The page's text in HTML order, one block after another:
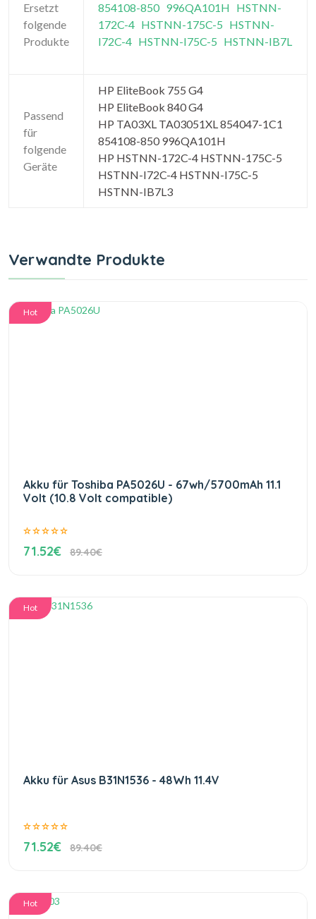
Ersetzt
folgende
Produkte
854108-850 996QA101H HSTNN-
172C-4 HSTNN-175C-5 HSTNN-
I72C-4 HSTNN-I75C-5 HSTNN-IB7L
Passend
für
folgende
Geräte
HP EliteBook 755 G4
HP EliteBook 840 G4
HP TA03XL TA03051XL 854047-1C1
854108-850 996QA101H
HP HSTNN-172C-4 HSTNN-175C-5
HSTNN-I72C-4 HSTNN-I75C-5
HSTNN-IB7L3
Verwandte Produkte
Hot
Akku für Toshiba PA5026U - 67wh/5700mAh 11.1
Volt (10.8 Volt compatible)
71.52€ 89.40€
Hot
Akku für Asus B31N1536 - 48Wh 11.4V
71.52€ 89.40€
Hot